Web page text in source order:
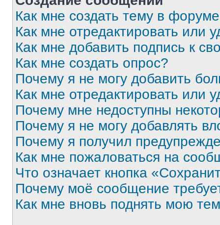
Как мне создать тему в
Как мне отредактировать или
Как мне добавить подпись к
Как мне создать опрос?
Почему я не могу добавить
Как мне отредактировать или
Почему мне недоступны
Почему я не могу добавлять
Почему я получил
Как мне пожаловаться на
Что означает кнопка
Почему моё сообщение
Как мне вновь поднять мою